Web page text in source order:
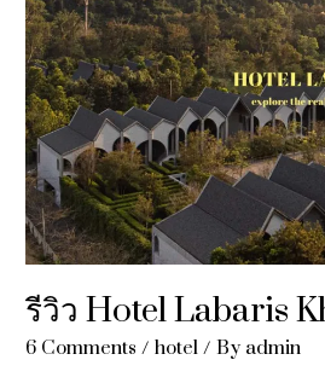
รีวิว Hotel Labaris
6 Comments / hotel/ By admin
Khaoyai
(ลา
บา
ริส
เขา
ใหญ่)